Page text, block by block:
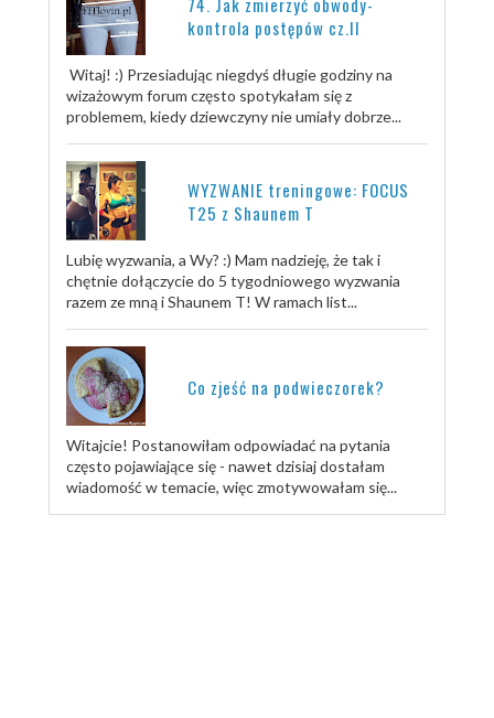
kontrola postępów cz.II
Witaj! :) Przesiadując niegdyś długie godziny na
wizażowym forum często spotykałam się z
problemem, kiedy dziewczyny nie umiały dobrze...
WYZWANIE treningowe: FOCUS
T25 z Shaunem T
Lubię wyzwania, a Wy? :) Mam nadzieję, że tak i
chętnie dołączycie do 5 tygodniowego wyzwania
razem ze mną i Shaunem T! W ramach list...
Co zjeść na podwieczorek?
Witajcie! Postanowiłam odpowiadać na pytania
często pojawiające się - nawet dzisiaj dostałam
wiadomość w temacie, więc zmotywowałam się...